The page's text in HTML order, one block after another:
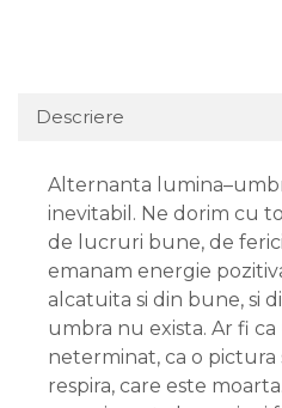
Descriere
Alternanta
inevitabil. Ne dorim cu
de lucruri bune, de
emanam energie
alcatuita si din bune, si
umbra nu exista. Ar fi
neterminat, ca o pictura
respira, care este